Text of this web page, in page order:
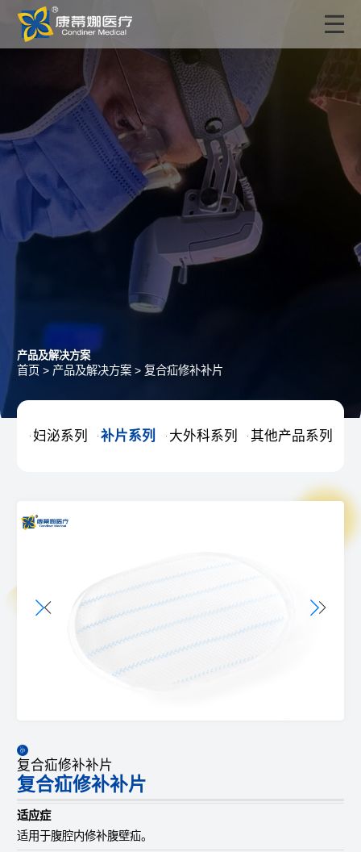
产品及解决方案
首页 > 产品及解决方案> 复合疝修补补片
 妇泌系列 补片系列  大外科系列  其他产品系列
复合疝修补补片
复合疝修补补片
适应症
适用于腹腔内修补腹壁疝。